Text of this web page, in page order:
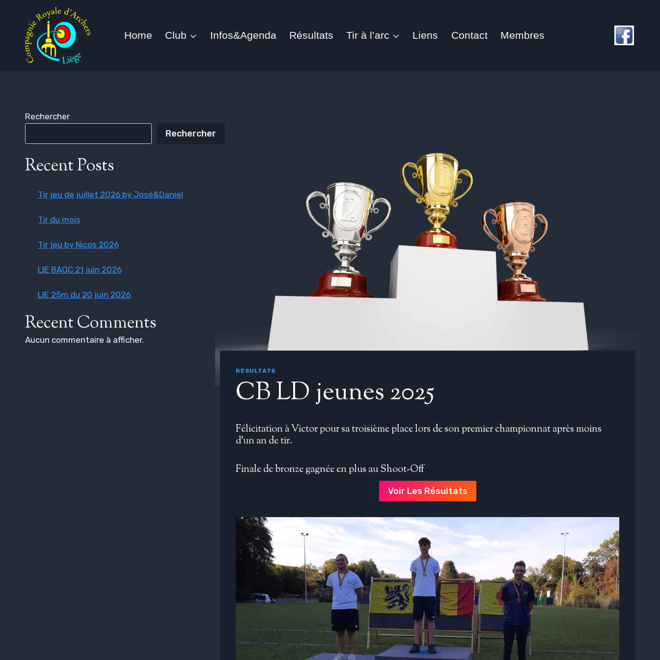
contenu
Home Club Infos&Agenda Résultats Tir à l’arc Liens Contact Membres
RÉSULTATS
CB LD jeunes 2025
Félicitation à Victor pour sa troisième place lors de son premier championnat après moins
d’un an de tir.
Finale de bronze gagnée en plus au Shoot-Off
Voir Les Résultats
Rechercher
Rechercher
Recent Posts
Tir jeu de juillet 2026 by José&Daniel
Tir du mois
Tir jeu by Nicos 2026
LIE BAOC 21 juin 2026
LIE 25m du 20 juin 2026
Recent Comments
Aucun commentaire à afficher.